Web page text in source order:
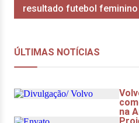
resultado futebol